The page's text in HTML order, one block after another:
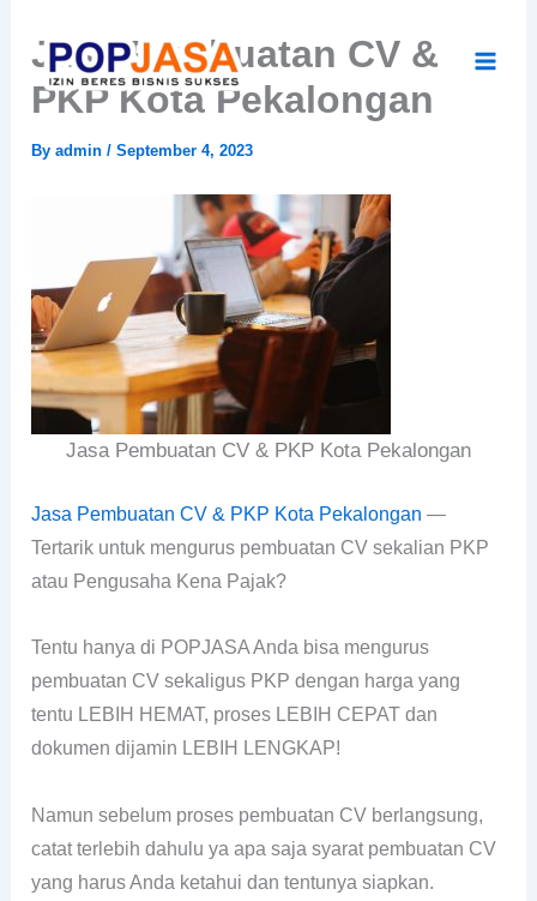
content
Jasa Pembuatan CV &
PKP Kota Pekalongan
Byadmin/September 4, 2023
Jasa Pembuatan CV & PKP Kota Pekalongan
Jasa Pembuatan CV & PKP Kota Pekalongan —
Tertarik untuk mengurus pembuatan CV sekalian PKP
atau Pengusaha Kena Pajak?
Tentu hanya di POPJASA Anda bisa mengurus
pembuatan CV sekaligus PKP dengan harga yang
tentu LEBIH HEMAT, proses LEBIH CEPAT dan
dokumen dijamin LEBIH LENGKAP!
Namun sebelum proses pembuatan CV berlangsung,
catat terlebih dahulu ya apa saja syarat pembuatan CV
yang harus Anda ketahui dan tentunya siapkan.